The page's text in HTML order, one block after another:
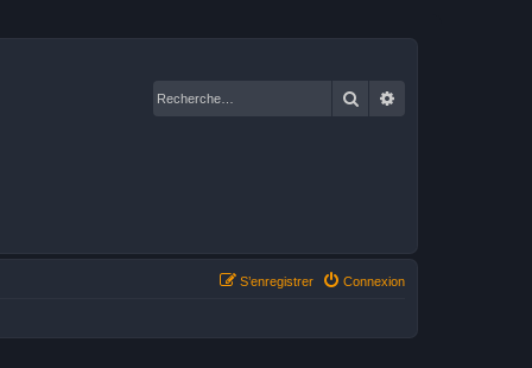
Rechercher
Connexion
S’enregistrer